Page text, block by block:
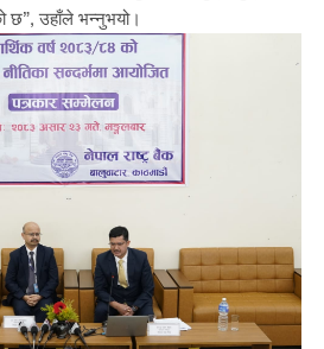
छ”, उहाँले भन्नुभयो।